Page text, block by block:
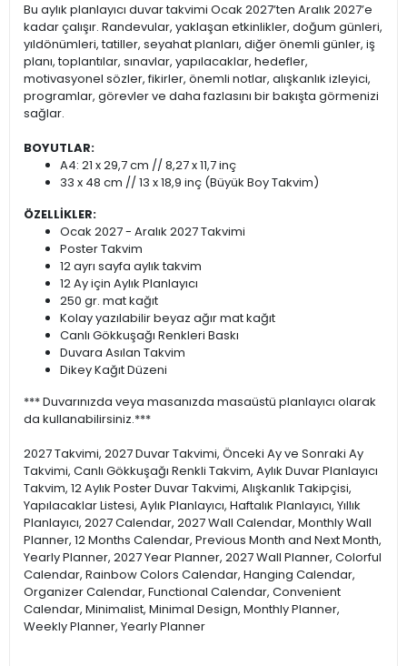
Bu aylık planlayıcı duvar takvimi Ocak 2027’ten Aralık 2027’e
kadar çalışır. Randevular, yaklaşan etkinlikler, doğum günleri,
yıldönümleri, tatiller, seyahat planları, diğer önemli günler, iş
planı, toplantılar, sınavlar, yapılacaklar, hedefler,
motivasyonel sözler, fikirler, önemli notlar, alışkanlık izleyici,
programlar, görevler ve daha fazlasını bir bakışta görmenizi
sağlar.
BOYUTLAR:
A4: 21 x 29,7 cm // 8,27 x 11,7 inç
33 x 48 cm // 13 x 18,9 inç (Büyük Boy Takvim)
ÖZELLİKLER:
Ocak 2027 - Aralık 2027 Takvimi
Poster Takvim
12 ayrı sayfa aylık takvim
12 Ay için Aylık Planlayıcı
250 gr. mat kağıt
Kolay yazılabilir beyaz ağır mat kağıt
Canlı Gökkuşağı Renkleri Baskı
Duvara Asılan Takvim
Dikey Kağıt Düzeni
*** Duvarınızda veya masanızda masaüstü planlayıcı olarak
da kullanabilirsiniz.***
2027 Takvimi, 2027 Duvar Takvimi, Önceki Ay ve Sonraki Ay
Takvimi, Canlı Gökkuşağı Renkli Takvim, Aylık Duvar Planlayıcı
Takvim, 12 Aylık Poster Duvar Takvimi, Alışkanlık Takipçisi,
Yapılacaklar Listesi, Aylık Planlayıcı, Haftalık Planlayıcı, Yıllık
Planlayıcı, 2027 Calendar, 2027 Wall Calendar, Monthly Wall
Planner, 12 Months Calendar, Previous Month and Next Month,
Yearly Planner, 2027 Year Planner, 2027 Wall Planner, Colorful
Calendar, Rainbow Colors Calendar, Hanging Calendar,
Organizer Calendar, Functional Calendar, Convenient
Calendar, Minimalist, Minimal Design, Monthly Planner,
Weekly Planner, Yearly Planner